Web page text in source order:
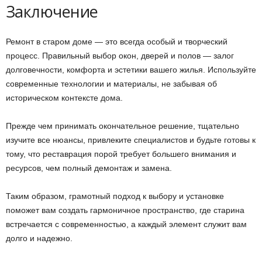
Заключение
Ремонт в старом доме — это всегда особый и творческий
процесс. Правильный выбор окон, дверей и полов — залог
долговечности, комфорта и эстетики вашего жилья. Используйте
современные технологии и материалы, не забывая об
историческом контексте дома.
Прежде чем принимать окончательное решение, тщательно
изучите все нюансы, привлеките специалистов и будьте готовы к
тому, что реставрация порой требует большего внимания и
ресурсов, чем полный демонтаж и замена.
Таким образом, грамотный подход к выбору и установке
поможет вам создать гармоничное пространство, где старина
встречается с современностью, а каждый элемент служит вам
долго и надежно.